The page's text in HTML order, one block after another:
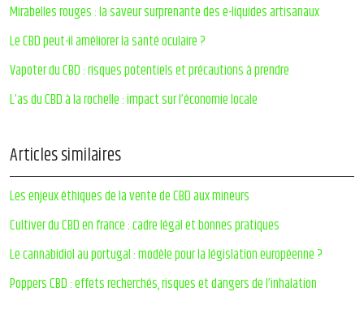
Mirabelles rouges : la saveur surprenante des e-liquides artisanaux
Le CBD peut-il améliorer la santé oculaire ?
Vapoter du CBD : risques potentiels et précautions à prendre
L’as du CBD à la rochelle : impact sur l’économie locale
Articles similaires
Les enjeux éthiques de la vente de CBD aux mineurs
Cultiver du CBD en france : cadre légal et bonnes pratiques
Le cannabidiol au portugal : modèle pour la législation européenne ?
Poppers CBD : effets recherchés, risques et dangers de l’inhalation